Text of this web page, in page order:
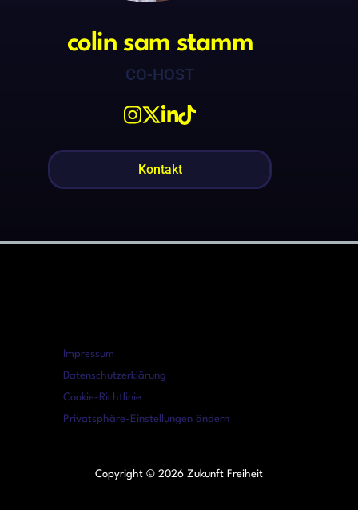
colin sam stamm
CO-HOST
Kontakt
Impressum
Datenschutzerklärung
Cookie-Richtlinie
Privatsphäre-Einstellungen ändern
Copyright © 2026 Zukunft Freiheit